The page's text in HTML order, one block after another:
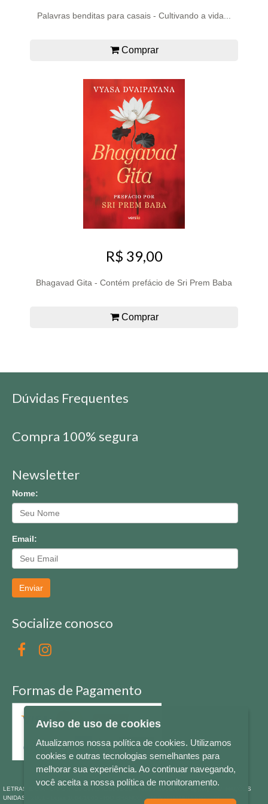
Palavras benditas para casais - Cultivando a vida...
Comprar
R$ 39,00
Bhagavad Gita - Contém prefácio de Sri Prem Baba
Comprar
Dúvidas Frequentes
Compra 100% segura
Newsletter
Nome:
Email:
Enviar
Socialize conosco
Formas de Pagamento
LETRAS & CIA - CNPJ n° 88.587.548/0001-20 - Térreo Bourbon Shopping - AV. NAÇÕES
UNIDAS , 2001 - Lojas 1064/1065 - RIO BRANCO - - NOVO HAMBURGO - RS
Aviso de uso de cookies
Atualizamos nossa política de cookies. Utilizamos
cookies e outras tecnologias semelhantes para
melhorar sua experiência. Ao continuar navegando,
você aceita a nossa política de monitoramento.